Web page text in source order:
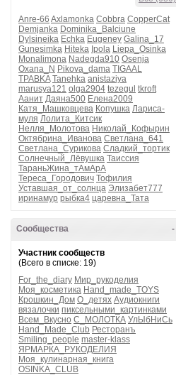
Anre-66 Axlamonka Cobbra CopperCat
Demjanka Dominika_Balciune
Dylsineika Echka Eugeney Galina_17
Gunesimka Hiteka Ipola Liepa_Osinka
Monalimona Nadegda910 Osenja
Oxana_N Pikova_dama TIGAAL
TPABKA Tanehka anistaziya
marusya121 olga2904 tezegul tkroft
Аанит Даяна500 Елена2009
Катя_Машковцева Копушка Лариса-
муля Лолита_Китсик
Нелля_Молотова Николай_Кофырин
Октябрина_Иванова Светлана_641
Светлана_Сурикова Сладкий_тортик
Солнечный_Лёвушка Таиссия
ТараньЖина_тАмАрА
Тереса_Городович Тофилия
Уставшая_от_солнца Элизабет777
иринамур рыбка4 царевна_Тата
-
Сообщества
Участник сообществ
(Всего в списке: 19)
For_the_diary Мир_рукоделия
Моя_косметика Hand_made_TOYS
Крошкин_Дом О_детях Аудиокниги
вязалочки пиксельными_картинками
Всем_Вкусно С_МОЛОТКА УлЫбНиСь
Hand_Made_Club Ресторанъ
Smiling_people master-klass
ЯРМАРКА_РУКОДЕЛИЯ
Моя_кулинарная_книга
OSINKA_CLUB